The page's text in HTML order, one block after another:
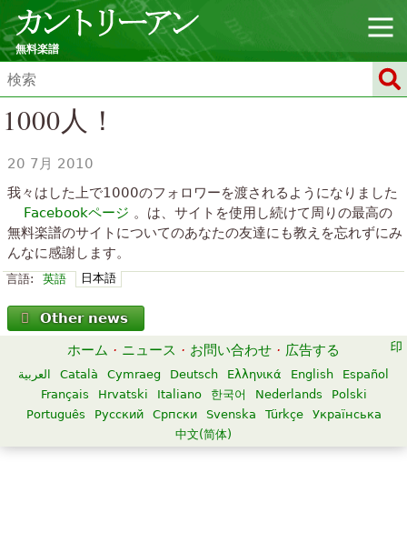
無料楽譜
1000人！
20 7月 2010
我々はした上で1000のフォロワーを渡されるようになりました
Facebookページ 。は、サイトを使用し続けて周りの最高の
無料楽譜のサイトについてのあなたの友達にも教えを忘れずにみ
んなに感謝します。
言語: 英語 日本語
Other news
ホーム · ニュース · お問い合わせ · 広告する
العربية Català Cymraeg Deutsch Ελληνικά English
Español
Français
Hrvatski Italiano 한국어 Nederlands
Polski
Português
Русский Српски Svenska Türkçe
Українська
中文(简体)